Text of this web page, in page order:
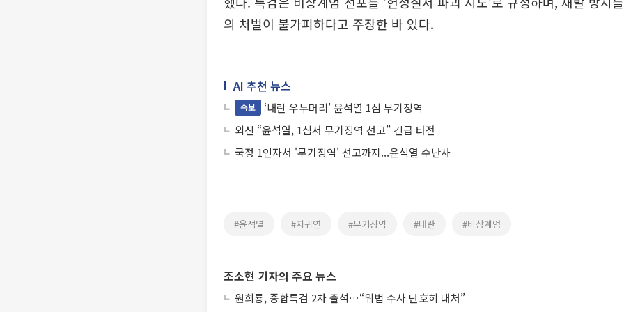
의 처벌이 불가피하다고 주장한 바 있다.
AI 추천 뉴스
속보
‘내란 우두머리’ 윤석열 1심 무기징역
외신 “윤석열, 1심서 무기징역 선고” 긴급 타전
국정 1인자서 '무기징역' 선고까지...윤석열 수난사
#윤석열 #지귀연 #무기징역 #내란 #비상계엄
조소현 기자의 주요 뉴스
원희룡, 종합특검 2차 출석…“위법 수사 단호히 대처”